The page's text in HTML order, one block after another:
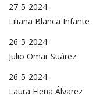
27-5-2024
Liliana Blanca Infante
26-5-2024
Julio Omar Suárez
26-5-2024
Laura Elena Álvarez